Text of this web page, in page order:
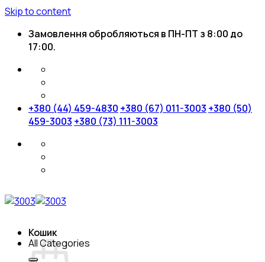
Skip to content
Замовлення обробляються в ПН-ПТ з 8:00 до
17:00.
+380 (44) 459-4830 +380 (67) 011-3003 +380 (50)
459-3003 +380 (73) 111-3003
Кошик
All Categories